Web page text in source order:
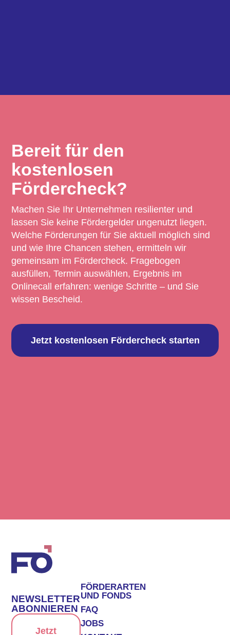
Bereit für den
kostenlosen
Fördercheck?
Machen Sie Ihr Unternehmen resilienter und
lassen Sie keine Fördergelder ungenutzt liegen.
Welche Förderungen für Sie aktuell möglich sind
und wie Ihre Chancen stehen, ermitteln wir
gemeinsam im Fördercheck. Fragebogen
ausfüllen, Termin auswählen, Ergebnis im
Onlinecall erfahren: wenige Schritte – und Sie
wissen Bescheid.
Jetzt kostenlosen Fördercheck starten
FÖRDERARTEN
UND FONDS
FAQ
JOBS
NEWSLETTER
ABONNIEREN
Jetzt